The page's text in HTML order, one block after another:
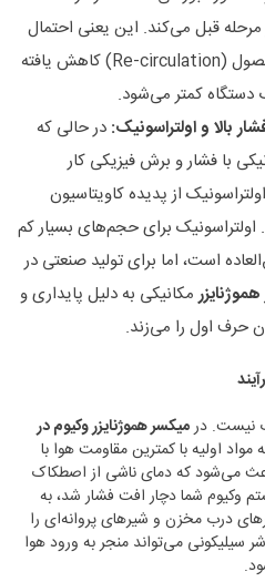
قبل می‌کند. این یعنی احتمال
نیاز به بازگشت محصول (Re-circulation) کاهش یافته
دستگاه کمتر می‌شود.
بالا و اولتراسونیک: در حالی که
با فشار و برش فیزیکی کار
از پدیده کاویتاسیون
برای حجم‌های بسیار کم
است، اما برای تولید صنعتی در
مکانیکی به دلیل پایداری و
حرف اول را می‌زند.
نیست. درمیکسر هموژنایزر وکیوم در
اولیه با کمترین مقاومت هوا با
می‌شود که دمای ناشی از اصطکاک
وکیوم شما دچار افت فشار شد، به
درب مخزن و شیرهای پروانه‌ای را
می‌تواند منجر به ورود هوا